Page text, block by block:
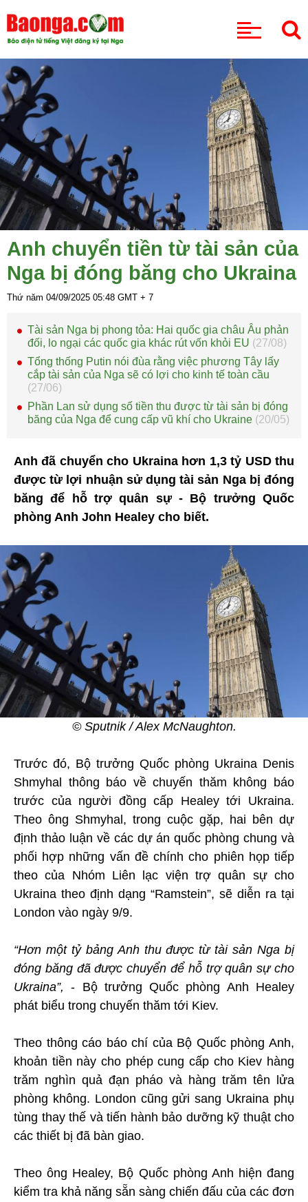
Anh chuyển tiền từ tài sản của
Nga bị đóng băng cho Ukraina
Thứ năm 04/09/2025 05:48 GMT + 7
Tài sản Nga bị phong tỏa: Hai quốc gia châu Âu phản
đối, lo ngại các quốc gia khác rút vốn khỏi EU (27/08)
Tổng thống Putin nói đùa rằng việc phương Tây lấy
cắp tài sản của Nga sẽ có lợi cho kinh tế toàn cầu
(27/06)
Phần Lan sử dụng số tiền thu được từ tài sản bị đóng
băng của Nga để cung cấp vũ khí cho Ukraine (20/05)
Anh đã chuyển cho Ukraina hơn 1,3 tỷ USD thu
được từ lợi nhuận sử dụng tài sản Nga bị đóng
băng để hỗ trợ quân sự - Bộ trưởng Quốc
phòng Anh John Healey cho biết.
© Sputnik / Alex McNaughton.
Trước đó, Bộ trưởng Quốc phòng Ukraina Denis
Shmyhal thông báo về chuyến thăm không báo
trước của người đồng cấp Healey tới Ukraina.
Theo ông Shmyhal, trong cuộc gặp, hai bên dự
định thảo luận về các dự án quốc phòng chung và
phối hợp những vấn đề chính cho phiên họp tiếp
theo của Nhóm Liên lạc viện trợ quân sự cho
Ukraina theo định dạng “Ramstein”, sẽ diễn ra tại
London vào ngày 9/9.
“Hơn một tỷ bảng Anh thu được từ tài sản Nga bị
đóng băng đã được chuyển để hỗ trợ quân sự cho
Ukraina”,- Bộ trưởng Quốc phòng Anh Healey
phát biểu trong chuyến thăm tới Kiev.
Theo thông cáo báo chí của Bộ Quốc phòng Anh,
khoản tiền này cho phép cung cấp cho Kiev hàng
trăm nghìn quả đạn pháo và hàng trăm tên lửa
phòng không. London cũng gửi sang Ukraina phụ
tùng thay thế và tiến hành bảo dưỡng kỹ thuật cho
các thiết bị đã bàn giao.
Theo ông Healey, Bộ Quốc phòng Anh hiện đang
kiểm tra khả năng sẵn sàng chiến đấu của các đơn